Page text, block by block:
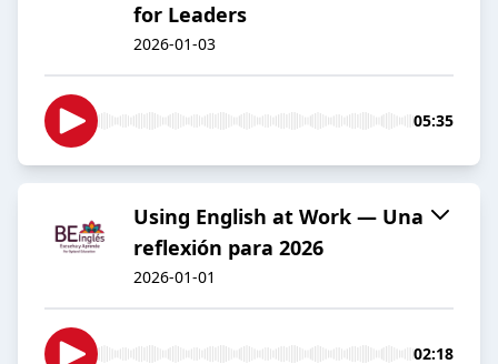
for Leaders
2026-01-03
05:35
Using English at Work — Una
reflexión para 2026
2026-01-01
02:18